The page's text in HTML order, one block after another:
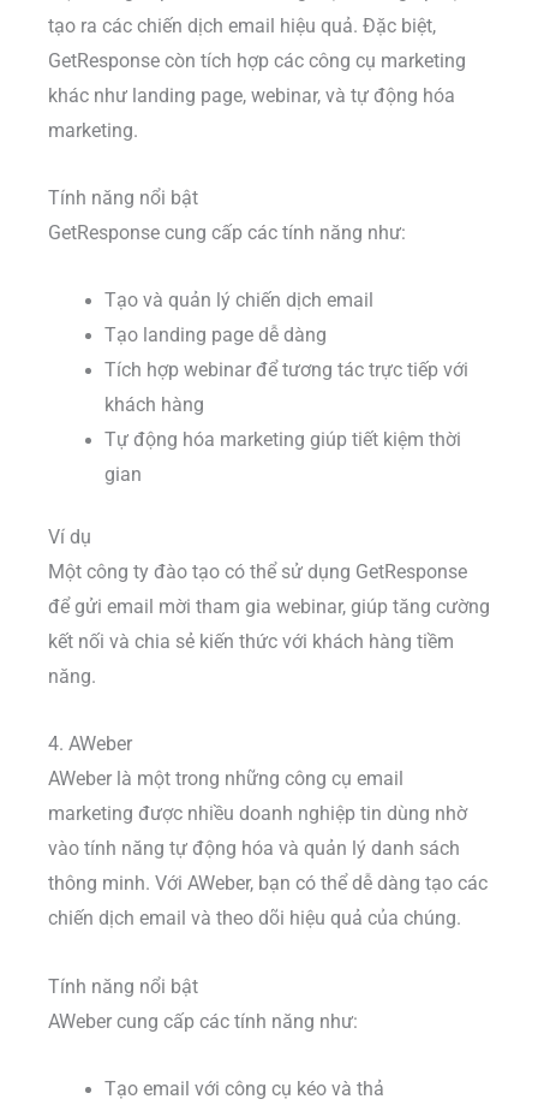
tạo ra các chiến dịch email hiệu quả. Đặc biệt,
GetResponse còn tích hợp các công cụ marketing
khác như landing page, webinar, và tự động hóa
marketing.
Tính năng nổi bật
GetResponse cung cấp các tính năng như:
Tạo và quản lý chiến dịch email
Tạo landing page dễ dàng
Tích hợp webinar để tương tác trực tiếp với
khách hàng
Tự động hóa marketing giúp tiết kiệm thời
gian
Ví dụ
Một công ty đào tạo có thể sử dụng GetResponse
để gửi email mời tham gia webinar, giúp tăng cường
kết nối và chia sẻ kiến thức với khách hàng tiềm
năng.
4. AWeber
AWeber là một trong những công cụ email
marketing được nhiều doanh nghiệp tin dùng nhờ
vào tính năng tự động hóa và quản lý danh sách
thông minh. Với AWeber, bạn có thể dễ dàng tạo các
chiến dịch email và theo dõi hiệu quả của chúng.
Tính năng nổi bật
AWeber cung cấp các tính năng như:
Tạo email với công cụ kéo và thả